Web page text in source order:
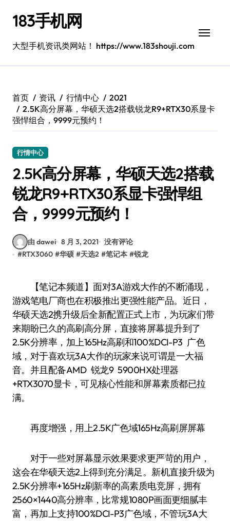
183手机网
大型手机资讯类网站！ https://www.183shouji.com
首页 资讯 行情中心
2021
2.5K高分屏幕，华硕天选2搭载锐龙R9+RTX30系显卡
强悍组合，9999元预约！
行情中心
2.5K高分屏幕，华硕天选2搭载
锐龙R9+RTX30系显卡强悍组
合，9999元预约！
由 dawei 8 月 3, 2021 没有评论
#RTX3060 #华硕 #天选2 #笔记本 #锐龙
【笔记本频道】面对3A游戏大作的不断涌现，
游戏笔电厂商也在积极推出更强性能产品。近日，
华硕天选2携升级后全新配置正式上市，为玩家们带
来期盼已久的高刷高分屏，直接将屏幕提升到了
2.5K分辨率，加上165Hz高刷和100%DCI-P3 广色
域，对于喜欢玩3A大作的玩家来说可谓是一大福
音。并且配备AMD 锐龙9 5900HX处理器
+RTX3070显卡，可见核心性能和屏幕素质都已拉
满。
再度增强，用上2.5K广色域165Hz高刷屏屏幕
对于一些对屏幕显示效果要求更严苛的用户，
这会在华硕天选2上得到充分满足。新机直接升级为
2.5K分辨率+165Hz刷新率的高素质电竞屏，拥有
2560×1440高分辨率，比常规1080P画面更细腻丰
富，再加上支持100%DCI-P3广色域，不管玩3A大